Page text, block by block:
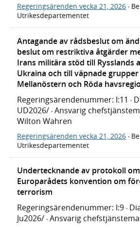
Regeringsärenden vecka 21, 2026 ·
Utrikesdepartementet
Antagande av rådsbeslut om
beslut om restriktiva åtgärder
Irans militära stöd till Rysslands
Ukraina och till väpnade
Mellanöstern och Röda
Regeringsärendenummer: I:11 ·
UD2026/ · Ansvarig
Wilton Wahren
Regeringsärenden vecka 21, 2026 ·
Utrikesdepartementet
Undertecknande av protokoll
Europarådets konvention om
terrorism
Regeringsärendenummer: I:9 ·
Ju2026/ · Ansvarig